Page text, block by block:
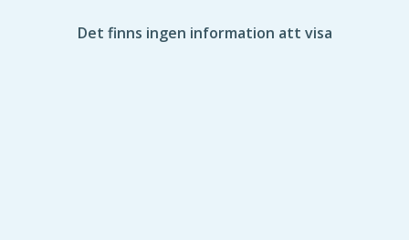
Det finns ingen information att visa